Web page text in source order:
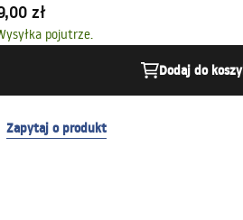
zł
pojutrze.
Dodaj do
Zapytaj o produkt